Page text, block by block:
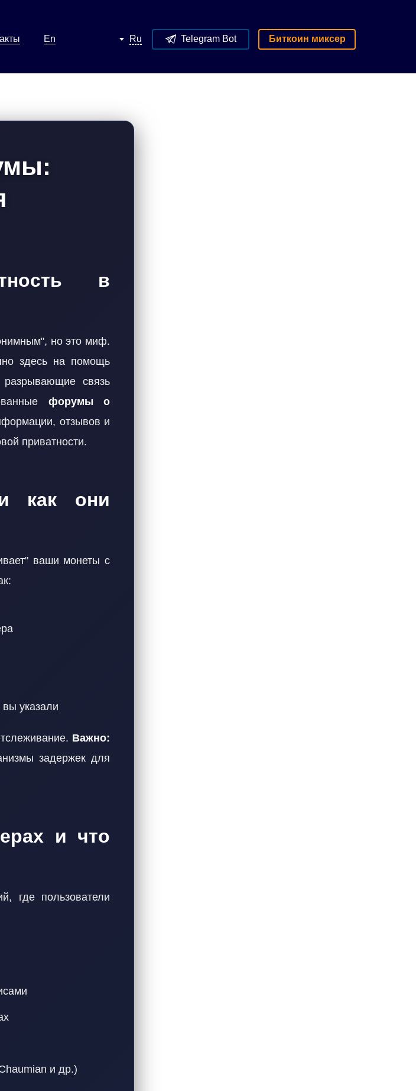
En Ru Telegram Bot Биткоин миксер
в
но это миф.
здесь на помощь
связь
форумы о
отзывов и
приватности.
как они
ваши монеты с
указали
Важно:
задержек для
и что
где пользователи
и др.)